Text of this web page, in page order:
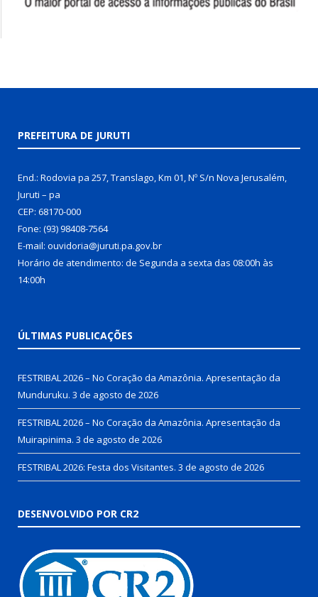
PREFEITURA DE JURUTI
End.: Rodovia pa 257, Translago, Km 01, Nº S/n Nova Jerusalém,
Juruti – pa
CEP: 68170-000
Fone: (93) 98408-7564
E-mail: ouvidoria@juruti.pa.gov.br
Horário de atendimento: de Segunda a sexta das 08:00h às
14:00h
ÚLTIMAS PUBLICAÇÕES
FESTRIBAL 2026 – No Coração da Amazônia. Apresentação da
Munduruku. 3 de agosto de 2026
FESTRIBAL 2026 – No Coração da Amazônia. Apresentação da
Muirapinima. 3 de agosto de 2026
FESTRIBAL 2026: Festa dos Visitantes. 3 de agosto de 2026
DESENVOLVIDO POR CR2